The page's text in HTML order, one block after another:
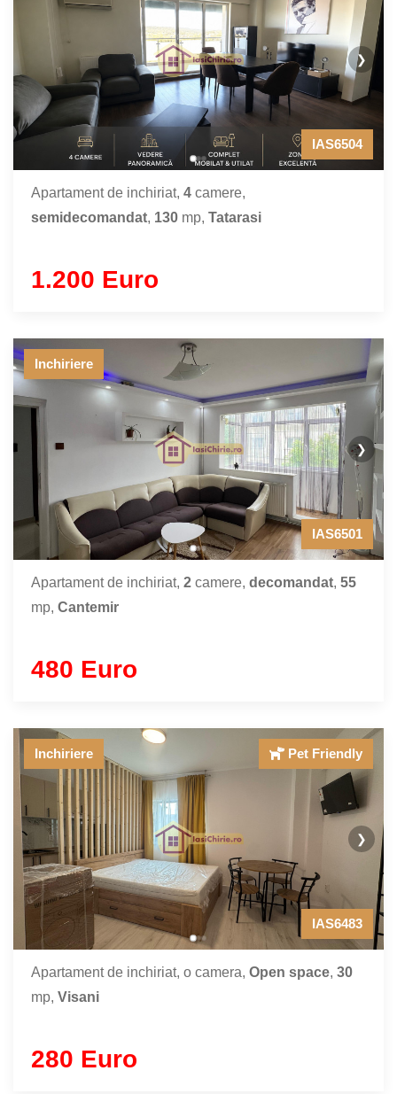
❯
IAS6504
Apartament de inchiriat, 4 camere,
semidecomandat, 130 mp, Tatarasi
1.200 Euro
❯
Inchiriere
IAS6501
Apartament de inchiriat, 2 camere, decomandat, 55
mp, Cantemir
480 Euro
❯
Inchiriere
IAS6483
Pet Friendly
Apartament de inchiriat, o camera, Open space, 30
mp, Visani
280 Euro